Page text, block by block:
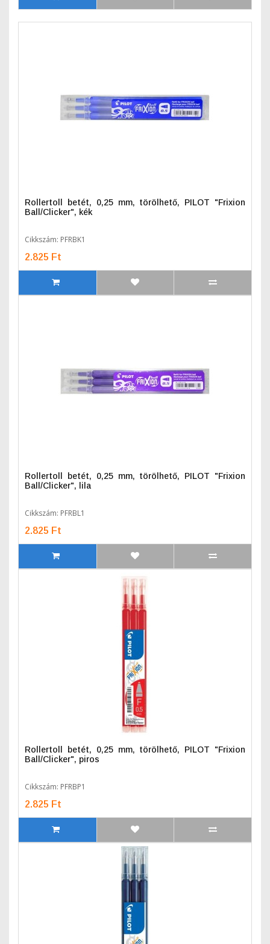
Rollertoll betét, 0,25 mm, törölhető, PILOT "Frixion
Ball/Clicker", kék
Cikkszám: PFRBK1
2.825 Ft
Rollertoll betét, 0,25 mm, törölhető, PILOT "Frixion
Ball/Clicker", lila
Cikkszám: PFRBL1
2.825 Ft
Rollertoll betét, 0,25 mm, törölhető, PILOT "Frixion
Ball/Clicker", piros
Cikkszám: PFRBP1
2.825 Ft